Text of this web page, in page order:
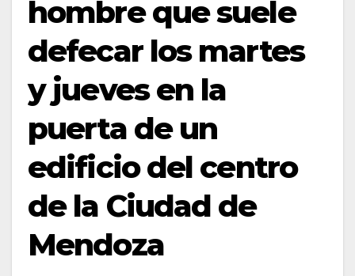
hombre que suele
defecar los martes
y jueves en la
puerta de un
edificio del centro
de la Ciudad de
Mendoza